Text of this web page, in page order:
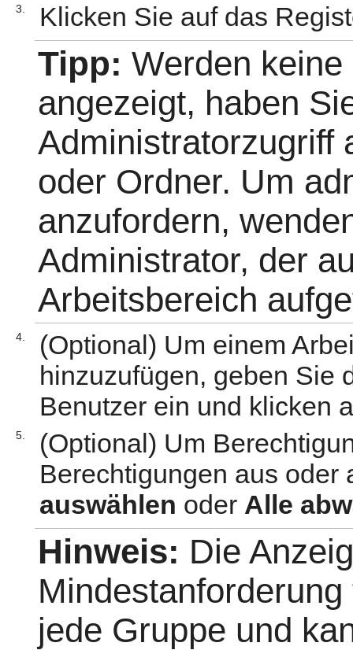
3. Klicken Sie auf das
Tipp: Werden
angezeigt, haben
Administratorzugriff
oder Ordner. Um
anzufordern,
Administrator, der
Arbeitsbereich
4.
(Optional) Um einem
hinzuzufügen, geben Sie
Benutzer ein und klicken
5.
(Optional) Um
Berechtigungen aus
auswählen oder Alle
Hinweis: Die
jede Gruppe und